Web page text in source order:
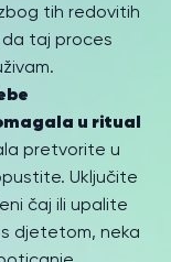
tih redovitih
da taj proces
u ritual
pretvorite u
Uključite
čaj ili upalite
djetetom, neka